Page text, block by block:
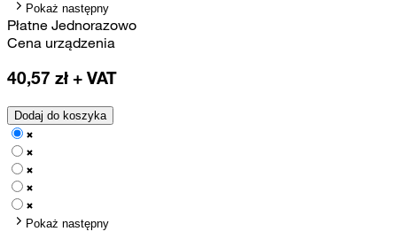
Pokaż następny
Płatne Jednorazowo
Cena urządzenia
40,57 zł + VAT
Dodaj do koszyka
Pokaż następny